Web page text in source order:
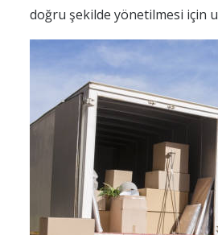
doğru şekilde yönetilmesi için